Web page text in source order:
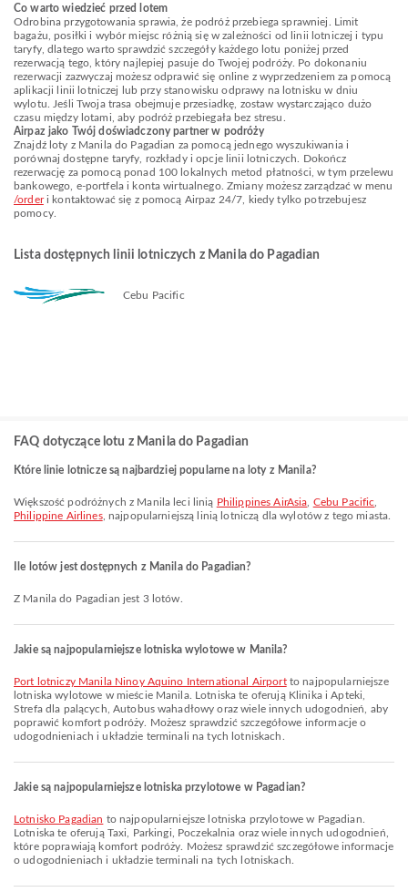
Co warto wiedzieć przed lotem
Odrobina przygotowania sprawia, że podróż przebiega sprawniej. Limit
bagażu, posiłki i wybór miejsc różnią się w zależności od linii lotniczej i typu
taryfy, dlatego warto sprawdzić szczegóły każdego lotu poniżej przed
rezerwacją tego, który najlepiej pasuje do Twojej podróży. Po dokonaniu
rezerwacji zazwyczaj możesz odprawić się online z wyprzedzeniem za pomocą
aplikacji linii lotniczej lub przy stanowisku odprawy na lotnisku w dniu
wylotu. Jeśli Twoja trasa obejmuje przesiadkę, zostaw wystarczająco dużo
czasu między lotami, aby podróż przebiegała bez stresu.
Airpaz jako Twój doświadczony partner w podróży
Znajdź loty z Manila do Pagadian za pomocą jednego wyszukiwania i
porównaj dostępne taryfy, rozkłady i opcje linii lotniczych. Dokończ
rezerwację za pomocą ponad 100 lokalnych metod płatności, w tym przelewu
bankowego, e-portfela i konta wirtualnego. Zmiany możesz zarządzać w menu
/orderi kontaktować się z pomocą Airpaz 24/7, kiedy tylko potrzebujesz
pomocy.
Lista dostępnych linii lotniczych z Manila do Pagadian
Cebu Pacific
FAQ dotyczące lotu z Manila do Pagadian
Które linie lotnicze są najbardziej popularne na loty z Manila?
Większość podróżnych z Manila leci linią Philippines AirAsia Cebu Pacific
Philippine Airlines, najpopularniejszą linią lotniczą dla wylotów z tego miasta.
Ile lotów jest dostępnych z Manila do Pagadian?
Z Manila do Pagadian jest 3 lotów.
Jakie są najpopularniejsze lotniska wylotowe w Manila?
Port lotniczy Manila Ninoy Aquino International Airportto najpopularniejsze
lotniska wylotowe w mieście Manila. Lotniska te oferują Klinika i Apteki,
Strefa dla palących, Autobus wahadłowy oraz wiele innych udogodnień, aby
poprawić komfort podróży. Możesz sprawdzić szczegółowe informacje o
udogodnieniach i układzie terminali na tych lotniskach.
Jakie są najpopularniejsze lotniska przylotowe w Pagadian?
Lotnisko Pagadian to najpopularniejsze lotniska przylotowe w Pagadian.
Lotniska te oferują Taxi, Parkingi, Poczekalnia oraz wiele innych udogodnień,
które poprawiają komfort podróży. Możesz sprawdzić szczegółowe informacje
o udogodnieniach i układzie terminali na tych lotniskach.